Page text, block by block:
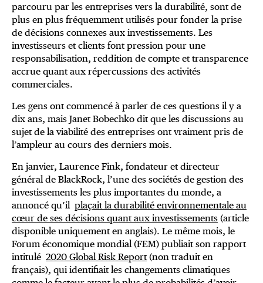
parcouru par les entreprises vers la durabilité, sont de
plus en plus fréquemment utilisés pour fonder la prise
de décisions connexes aux investissements. Les
investisseurs et clients font pression pour une
responsabilisation, reddition de compte et transparence
accrue quant aux répercussions des activités
commerciales.
Les gens ont commencé à parler de ces questions il y a
dix ans, mais Janet Bobechko dit que les discussions au
sujet de la viabilité des entreprises ont vraiment pris de
l’ampleur au cours des derniers mois.
En janvier, Laurence Fink, fondateur et directeur
général de BlackRock, l’une des sociétés de gestion des
investissements les plus importantes du monde, a
annoncé qu’il plaçait la durabilité environnementale au
cœur de ses décisions quant aux investissements (article
disponible uniquement en anglais). Le même mois, le
Forum économique mondial (FEM) publiait son rapport
intitulé 2020 Global Risk Report(non traduit en
français), qui identifiait les changements climatiques